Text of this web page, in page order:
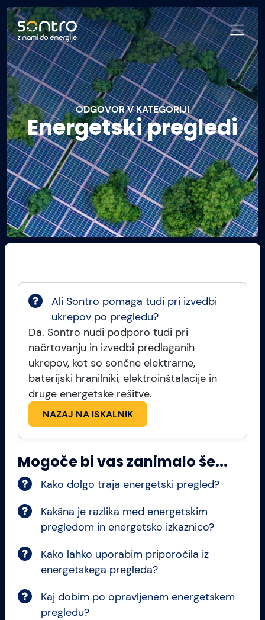
ODGOVOR V KATEGORIJI
Energetski pregledi
Ali Sontro pomaga tudi pri izvedbi
ukrepov po pregledu?
Da. Sontro nudi podporo tudi pri
načrtovanju in izvedbi predlaganih
ukrepov, kot so sončne elektrarne,
baterijski hranilniki, elektroinštalacije in
druge energetske rešitve.
NAZAJ NA ISKALNIK
Mogoče bi vas zanimalo še...
Kako dolgo traja energetski pregled?
Kakšna je razlika med energetskim
pregledom in energetsko izkaznico?
Kako lahko uporabim priporočila iz
energetskega pregleda?
Kaj dobim po opravljenem energetskem
pregledu?